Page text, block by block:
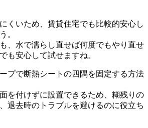
くいため、賃貸住宅でも比較的安心し
。
、水で濡らし直せば何度でもやり直せ
も安心して試せますね。
プで断熱シートの四隅を固定する方法
を付けずに設置できるため、糊残りの
退去時のトラブルを避けるのに役立ち